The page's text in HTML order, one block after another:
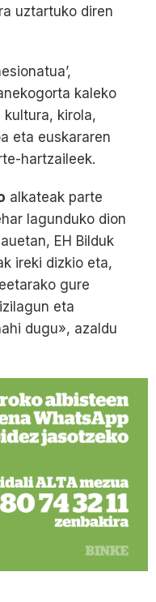
uztartuko diren
kaleko
kultura, kirola,
eta euskararen
hartzaileek.
alkateak parte
lagunduko dion
EH Bilduk
ireki dizkio eta,
gure
eta
dugu», azaldu